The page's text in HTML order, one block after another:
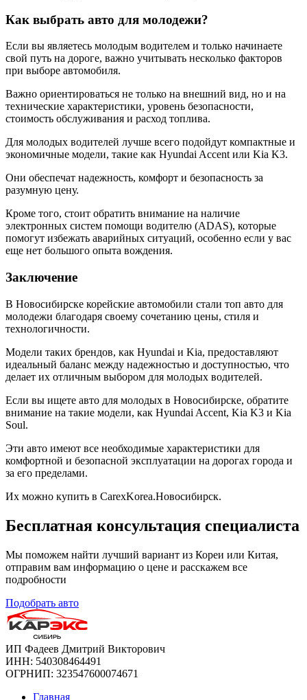
Как выбрать авто для молодежи?
Если вы являетесь молодым водителем и только начинаете
свой путь на дороге, важно учитывать несколько факторов
при выборе автомобиля.
Важно ориентироваться не только на внешний вид, но и на
технические характеристики, уровень безопасности,
стоимость обслуживания и расход топлива.
Для молодых водителей лучше всего подойдут компактные и
экономичные модели, такие как Hyundai Accent или Kia K3.
Они обеспечат надежность, комфорт и безопасность за
разумную цену.
Кроме того, стоит обратить внимание на наличие
электронных систем помощи водителю (ADAS), которые
помогут избежать аварийных ситуаций, особенно если у вас
еще нет большого опыта вождения.
Заключение
В Новосибирске корейские автомобили стали топ авто для
молодежи благодаря своему сочетанию цены, стиля и
технологичности.
Модели таких брендов, как Hyundai и Kia, предоставляют
идеальный баланс между надежностью и доступностью, что
делает их отличным выбором для молодых водителей.
Если вы ищете авто для молодых в Новосибирске, обратите
внимание на такие модели, как Hyundai Accent, Kia K3 и Kia
Soul.
Эти авто имеют все необходимые характеристики для
комфортной и безопасной эксплуатации на дорогах города и
за его пределами.
Их можно купить в CarexKorea.Новосибирск.
Бесплатная консультация специалиста
Мы поможем найти лучший вариант из Кореи или Китая,
отправим вам информацию о цене и расскажем все
подробности
Подобрать авто
ИП Фадеев Дмитрий Викторович
ИНН: 540308464491
ОГРНИП: 323547600074671
Главная